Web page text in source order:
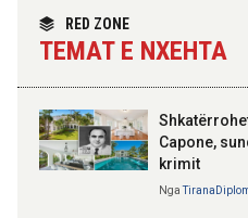
RED ZONE
TEMAT E NXEHTA
Capone,
krimit
Nga